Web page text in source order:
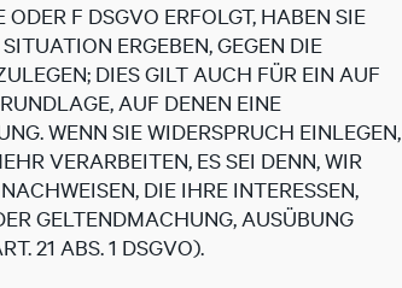
F DSGVO ERFOLGT, HABEN SIE
ERGEBEN, GEGEN DIE
DIES GILT AUCH FÜR EIN AUF
AUF DENEN EINE
WENN SIE WIDERSPRUCH EINLEGEN,
VERARBEITEN, ES SEI DENN, WIR
DIE IHRE INTERESSEN,
GELTENDMACHUNG, AUSÜBUNG
21 ABS. 1 DSGVO).